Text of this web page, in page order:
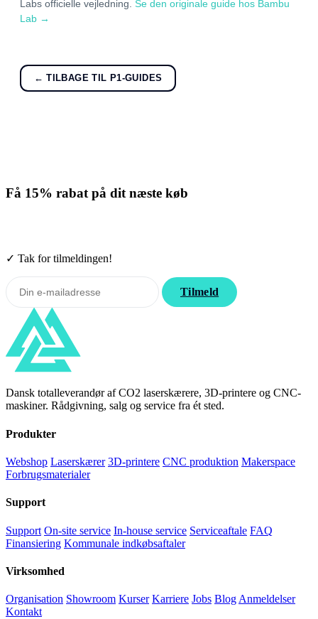
Labs officielle vejledning. Se den originale guide hos Bambu
Lab →
← TILBAGE TIL P1-GUIDES
Få 15% rabat på dit næste køb
✓ Tak for tilmeldingen!
Tilmeld
Dansk totalleverandør af CO2 laserskærere, 3D-printere og CNC-
maskiner. Rådgivning, salg og service fra ét sted.
Produkter
Webshop Laserskærer 3D-printere CNC produktion Makerspace
Forbrugsmaterialer
Support
Support On-site service In-house service Serviceaftale FAQ
Finansiering Kommunale indkøbsaftaler
Virksomhed
Organisation Showroom Kurser Karriere Jobs Blog Anmeldelser
Kontakt